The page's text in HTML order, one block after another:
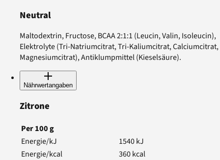
Neutral
Maltodextrin, Fructose, BCAA 2:1:1 (Leucin, Valin, Isoleucin),
Elektrolyte (Tri-Natriumcitrat, Tri-Kaliumcitrat, Calciumcitrat,
Magnesiumcitrat), Antiklumpmittel (Kieselsäure).
Nährwertangaben
Zitrone
Per100g
Energie/kJ
1540kJ
Energie/kcal
360kcal